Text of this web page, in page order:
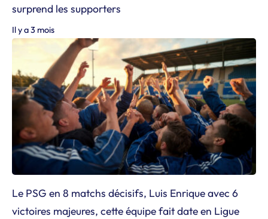
surprend les supporters
Il y a 3 mois
Le PSG en 8 matchs décisifs, Luis Enrique avec 6
victoires majeures, cette équipe fait date en Ligue